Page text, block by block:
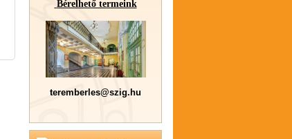
Bérelhető termeink
teremberles@szig.hu